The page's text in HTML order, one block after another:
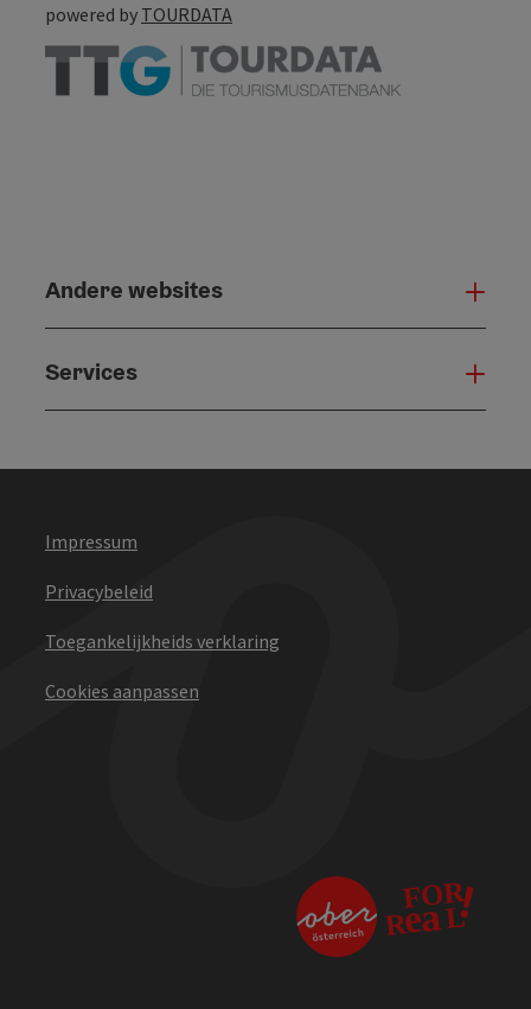
powered by TOURDATA
Andere websites
Services
Impressum
Privacybeleid
Toegankelijkheids verklaring
Cookies aanpassen